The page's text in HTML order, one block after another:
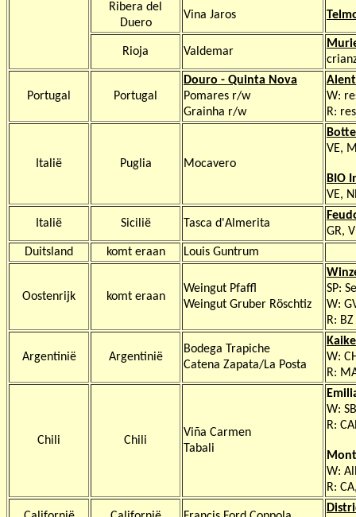
Ribera del
Duero
Vina Jaros
Rioja Valdemar
Portugal Portugal
Douro - Quinta Nova
Pomares r/w
Grainha r/w
W:
R:
Italië Puglia Mocavero
VE,
BIO
VE,
Italië Sicilië Tasca d'Almerita
GR,
Duitsland
komt eraan Louis Guntrum
Oostenrijk komt eraan
Weingut Pfaffl
Weingut Gruber Röschtiz
SP:
W:
R: BZ
Argentinië Argentinië
Bodega Trapiche
Catena Zapata/La Posta
W:
R:
Chili Chili
Viña Carmen
Tabali
W:
R:
W:
R: